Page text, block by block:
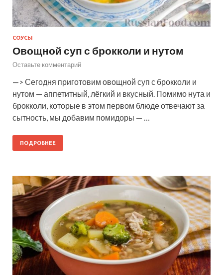
СОУСЫ
Овощной суп с брокколи и нутом
Оставьте комментарий
—> Сегодня приготовим овощной суп с брокколи и
нутом — аппетитный, лёгкий и вкусный. Помимо нута и
брокколи, которые в этом первом блюде отвечают за
сытность, мы добавим помидоры — …
ПОДРОБНЕЕ